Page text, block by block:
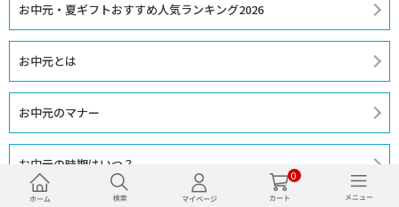
0
お中元・夏ギフトおすすめ人気ランキング2026
お中元とは
お中元のマナー
お中元の時期はいつ？